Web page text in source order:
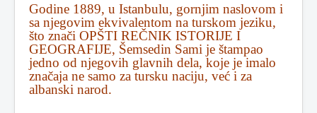
Godine 1889, u Istanbulu, gornjim naslovom i
sa njegovim ekvivalentom na turskom jeziku,
što znači OPŠTI REČNIK ISTORIJE I
GEOGRAFIJE, Šemsedin Sami je štampao
jedno od njegovih glavnih dela, koje je imalo
značaja ne samo za tursku naciju, već i za
albanski narod.